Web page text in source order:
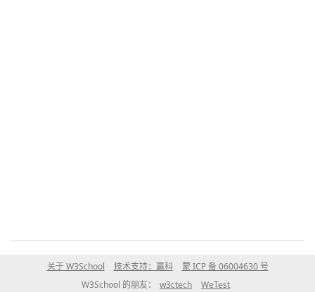
关于 W3School 技术支持：赢科
蒙 ICP 备 06004630 号
W3School 的朋友：
w3ctech WeTest